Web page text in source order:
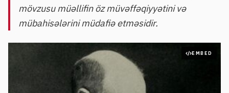
mövzusu müəllifin öz müvəffəqiyyətini və
mübahisələrini müdafiə etməsidir.
EMBED